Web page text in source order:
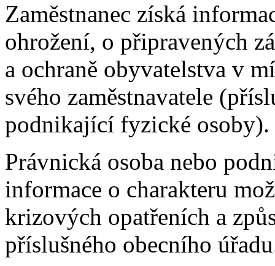
Zaměstnanec získá
ohrožení, o připravených
a ochraně obyvatelstva v
svého zaměstnavatele
podnikající fyzické osoby).
Právnická osoba nebo
informace o charakteru
krizových opatřeních a
příslušného obecního